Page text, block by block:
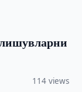
114 views